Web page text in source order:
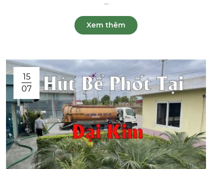
...
Xem thêm
15
07